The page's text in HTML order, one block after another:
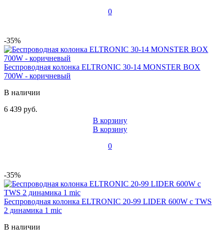
0
-35%
Беспроводная колонка ELTRONIC 30-14 MONSTER BOX
700W - коричневый
В наличии
6 439 руб.
В корзину
В корзину
0
-35%
Беспроводная колонка ELTRONIC 20-99 LIDER 600W с TWS
2 динамика 1 mic
В наличии